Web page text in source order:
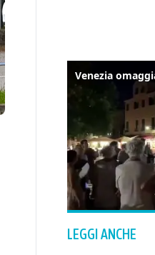
LEGGI ANCHE